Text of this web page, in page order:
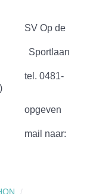
SV Op de
Sportlaan
tel. 0481-
opgeven
mail naar: